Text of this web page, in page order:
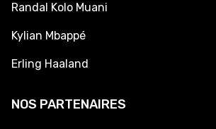
Randal Kolo Muani
Kylian Mbappé
Erling Haaland
NOS PARTENAIRES